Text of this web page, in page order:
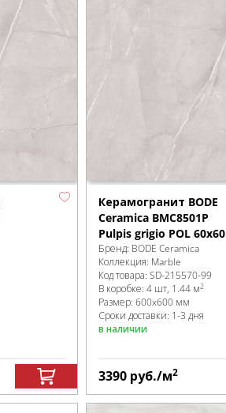
Керамогранит BODE
Ceramica BMC8501P
Pulpis grigio POL 60x60
Бренд: BODE Ceramica
Коллекция: Marble
Код товара:SD-215570-99
В коробке:4 шт, 1.44 м2
Размер:600x600 мм
Сроки доставки: 1-3 дня
в наличии
3390 руб./м2